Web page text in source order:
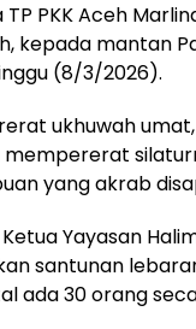
PKK Aceh
kepada mantan
(8/3/2026).
ukhuwah
yang akrab
Yayasan
santunan
ada 30 orang